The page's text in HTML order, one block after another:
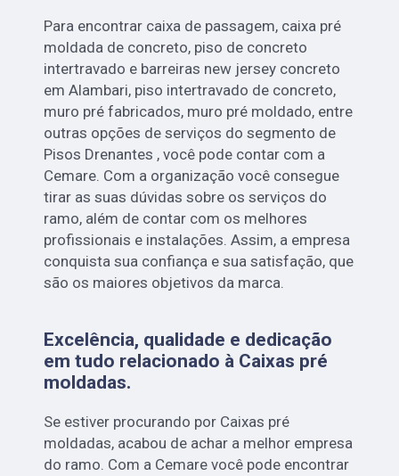
Para encontrar caixa de passagem, caixa pré
moldada de concreto, piso de concreto
intertravado e barreiras new jersey concreto
em Alambari, piso intertravado de concreto,
muro pré fabricados, muro pré moldado, entre
outras opções de serviços do segmento de
Pisos Drenantes , você pode contar com a
Cemare. Com a organização você consegue
tirar as suas dúvidas sobre os serviços do
ramo, além de contar com os melhores
profissionais e instalações. Assim, a empresa
conquista sua confiança e sua satisfação, que
são os maiores objetivos da marca.
Excelência, qualidade e dedicação
em tudo relacionado à Caixas pré
moldadas.
Se estiver procurando por Caixas pré
moldadas, acabou de achar a melhor empresa
do ramo. Com a Cemare você pode encontrar